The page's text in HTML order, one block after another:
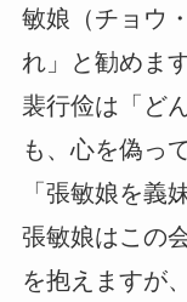
敏娘（チョウ
れ」と勧めます
裴行俭は「ど
も、心を偽っ
「張敏娘を義
張敏娘はこの
を抱えますが